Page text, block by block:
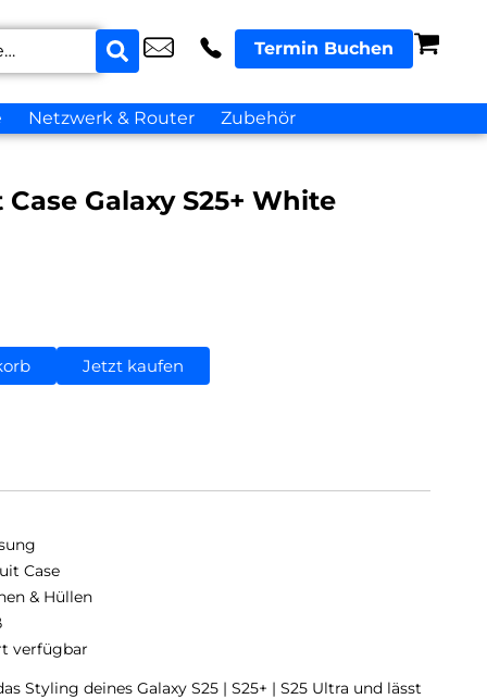
Termin Buchen
Netzwerk & Router Zubehör
Galaxy S25+ White
Jetzt kaufen
Case
& Hüllen
verfügbar
Styling deines Galaxy S25 | S25+ | S25 Ultra und lässt